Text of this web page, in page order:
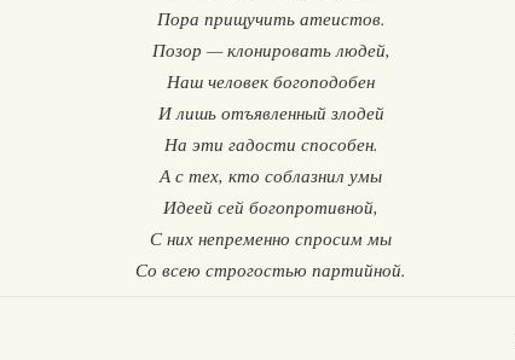
Пора прищучить атеистов.
Позор — клонировать людей,
Наш человек богоподобен
И лишь отъявленный злодей
На эти гадости способен.
А с тех, кто соблазнил умы
Идеей сей богопротивной,
С них непременно спросим мы
Со всею строгостью партийной.